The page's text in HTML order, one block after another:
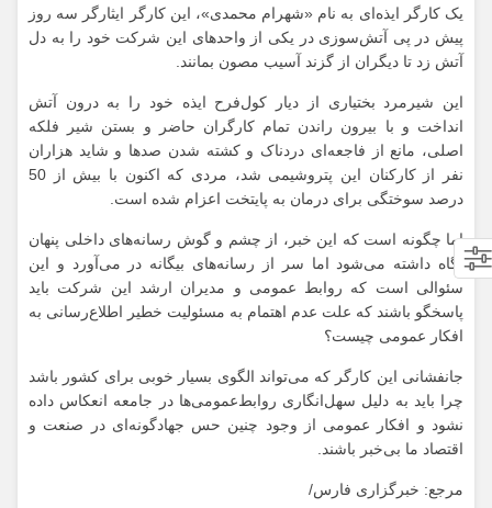
یک کارگر ایذه‌ای به نام «شهرام محمدی»، این کارگر ایثارگر سه روز
پیش در پی آتش‌سوزی در یکی از واحدهای این شرکت خود را به دل
آتش زد تا دیگران از گزند آسیب مصون بمانند.
این شیرمرد بختیاری از دیار کول‌فرح ایذه خود را به درون آتش
انداخت و با بیرون راندن تمام کارگران حاضر و بستن شیر فلکه
اصلی، مانع از فاجعه‌ای دردناک و کشته شدن صدها و شاید هزاران
نفر از کارکنان این پتروشیمی شد، مردی که اکنون با بیش از 50
درصد سوختگی برای درمان به پایتخت اعزام شده است.
اما چگونه است که این خبر، از چشم و گوش رسانه‌های داخلی پنهان
نگاه داشته می‌شود اما سر از رسانه‌های بیگانه در می‌آورد و این
سئوالی است که روابط عمومی و مدیران ارشد این شرکت باید
پاسخگو باشند که علت عدم اهتمام به مسئولیت خطیر اطلاع‌رسانی به
افکار عمومی چیست؟
جانفشانی این کارگر که می‌تواند الگوی بسیار خوبی برای کشور باشد
چرا باید به دلیل سهل‌انگاری روابط‌عمومی‌ها در جامعه انعکاس داده
نشود و افکار عمومی از وجود چنین حس جهادگونه‌ای در صنعت و
اقتصاد ما بی‌خبر باشند.
مرجع: خبرگزاری فارس/